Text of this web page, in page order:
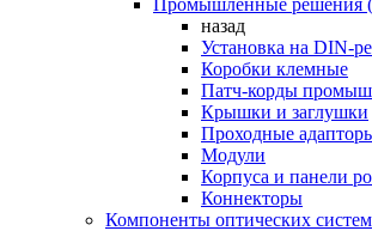
Промышленные решения
назад
Установка на DIN-
Коробки клемные
Патч-корды
Крышки и заглушки
Проходные
Модули
Корпуса и панели
Коннекторы
Компоненты оптических систем